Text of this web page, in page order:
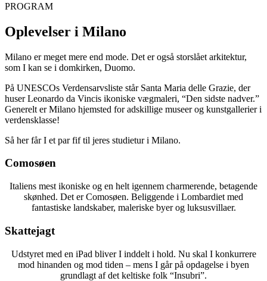
PROGRAM
Oplevelser i Milano
Milano er meget mere end mode. Det er også storslået arkitektur,
som I kan se i domkirken, Duomo.
På UNESCOs Verdensarvsliste står Santa Maria delle Grazie, der
huser Leonardo da Vincis ikoniske vægmaleri, “Den sidste nadver.”
Generelt er Milano hjemsted for adskillige museer og kunstgallerier i
verdensklasse!
Så her får I et par fif til jeres studietur i Milano.
Comosøen
Italiens mest ikoniske og en helt igennem charmerende, betagende
skønhed. Det er Comosøen. Beliggende i Lombardiet med
fantastiske landskaber, maleriske byer og luksusvillaer.
Skattejagt
Udstyret med en iPad bliver I inddelt i hold. Nu skal I konkurrere
mod hinanden og mod tiden – mens I går på opdagelse i byen
grundlagt af det keltiske folk “Insubri”.